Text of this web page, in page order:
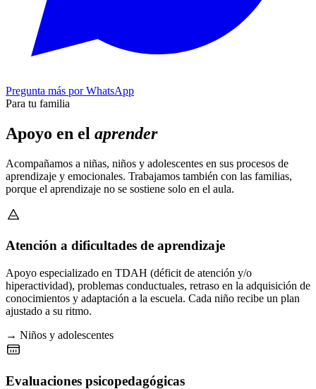
Pregunta más por WhatsApp
Para tu familia
Apoyo en el aprender
Acompañamos a niñas, niños y adolescentes en sus procesos de
aprendizaje y emocionales. Trabajamos también con las familias,
porque el aprendizaje no se sostiene solo en el aula.
Atención a dificultades de aprendizaje
Apoyo especializado en TDAH (déficit de atención y/o
hiperactividad), problemas conductuales, retraso en la adquisición de
conocimientos y adaptación a la escuela. Cada niño recibe un plan
ajustado a su ritmo.
→ Niños y adolescentes
Evaluaciones psicopedagógicas